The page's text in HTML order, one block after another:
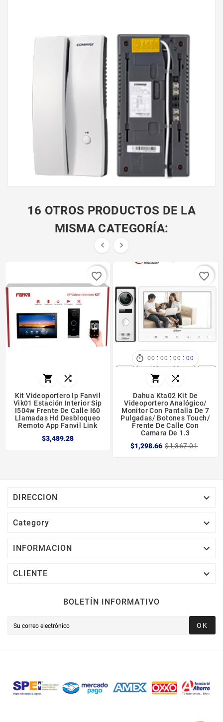
16 OTROS PRODUCTOS DE LA
MISMA CATEGORÍA:
 
 
Kit Videoportero Ip Fanvil
Vik01 Estación Interior Sip
I504w Frente De Calle I60
Llamadas Hd Desbloqueo
Remoto App Fanvil Link
$3,489.28
favorite_border
 00 : 00 : 00 : 00
 
Dahua Kta02 Kit De
Videoportero Analógico/
Monitor Con Pantalla De 7
Pulgadas/ Botones Touch/
Frente De Calle Con
Camara De 1.3
$1,298.66 $1,367.01
favorite_border
DIRECCION 
Category 
INFORMACION 
CLIENTE 
BOLETÍN INFORMATIVO
OK